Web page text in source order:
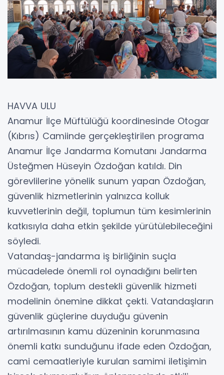
HAVVA ULU
Anamur İlçe Müftülüğü koordinesinde Otogar
(Kıbrıs) Camiinde gerçekleştirilen programa
Anamur İlçe Jandarma Komutanı Jandarma
Üsteğmen Hüseyin Özdoğan katıldı. Din
görevlilerine yönelik sunum yapan Özdoğan,
güvenlik hizmetlerinin yalnızca kolluk
kuvvetlerinin değil, toplumun tüm kesimlerinin
katkısıyla daha etkin şekilde yürütülebileceğini
söyledi.
Vatandaş-jandarma iş birliğinin suçla
mücadelede önemli rol oynadığını belirten
Özdoğan, toplum destekli güvenlik hizmeti
modelinin önemine dikkat çekti. Vatandaşların
güvenlik güçlerine duyduğu güvenin
artırılmasının kamu düzeninin korunmasına
önemli katkı sunduğunu ifade eden Özdoğan,
cami cemaatleriyle kurulan samimi iletişimin